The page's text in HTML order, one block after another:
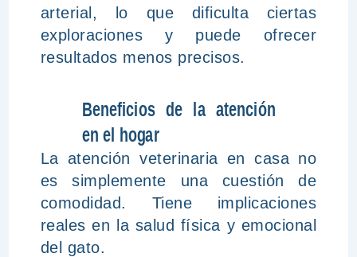
arterial, lo que dificulta ciertas
exploraciones y puede ofrecer
resultados menos precisos.
Beneficios de la atención
en el hogar
La atención veterinaria en casa no
es simplemente una cuestión de
comodidad. Tiene implicaciones
reales en la salud física y emocional
del gato.